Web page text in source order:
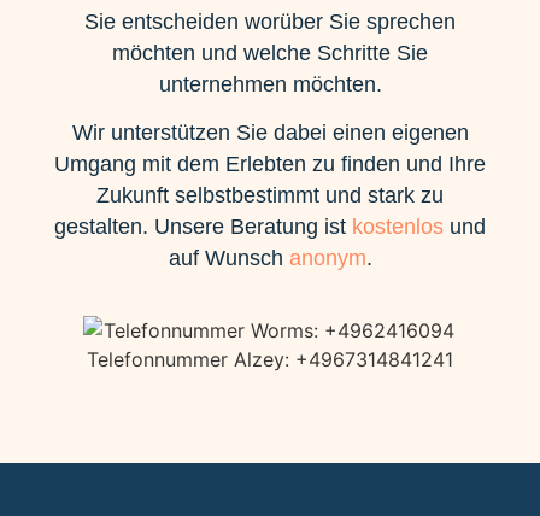
Sie entscheiden worüber Sie sprechen
möchten und welche Schritte Sie
unternehmen möchten.
Wir unterstützen Sie dabei einen eigenen
Umgang mit dem Erlebten zu finden und Ihre
Zukunft selbstbestimmt und stark zu
gestalten. Unsere Beratung ist kostenlos und
auf Wunsch anonym.